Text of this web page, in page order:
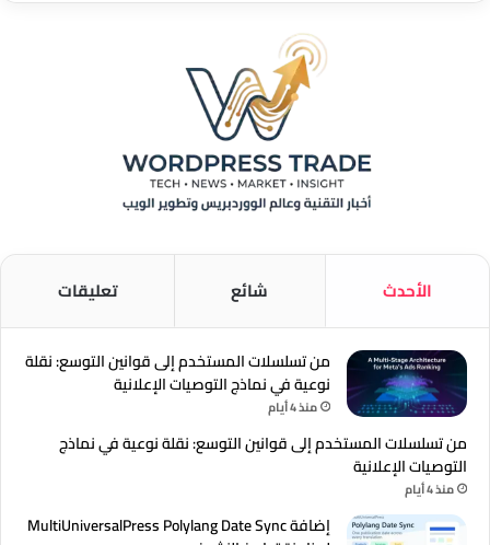
الأحدث شائع تعليقات
من تسلسلات المستخدم إلى قوانين التوسع: نقلة
نوعية في نماذج التوصيات الإعلانية
منذ 4 أيام
من تسلسلات المستخدم إلى قوانين التوسع: نقلة نوعية في نماذج
التوصيات الإعلانية
منذ 4 أيام
إضافة MultiUniversalPress Polylang Date Sync